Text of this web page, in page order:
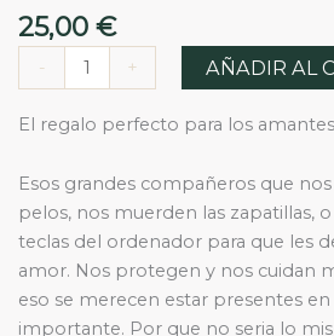
25,00 €
-
cantidad
+
AÑADIR AL
El regalo perfecto para los
Esos grandes compañeros que
pelos, nos muerden las zapatillas,
teclas del ordenador para que les
amor. Nos protegen y nos cuidan
eso se merecen estar presentes
importante. Por que no seria lo